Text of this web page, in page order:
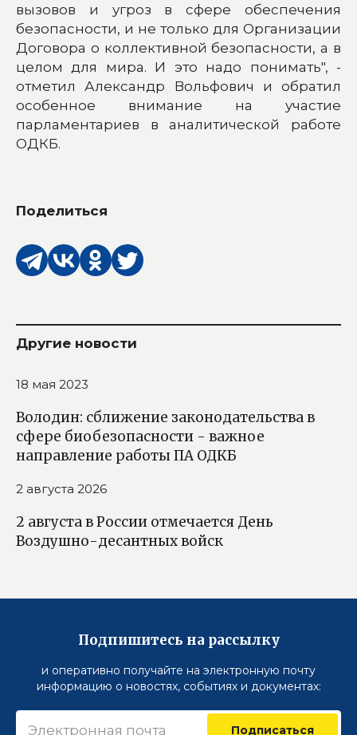
вызовов и угроз в сфере обеспечения
безопасности, и не только для Организации
Договора о коллективной безопасности, а в
целом для мира. И это надо понимать", -
отметил Александр Вольфович и обратил
особенное внимание на участие
парламентариев в аналитической работе
ОДКБ.
Поделиться
Другие новости
18 мая 2023
Володин: сближение законодательства в
сфере биобезопасности - важное
направление работы ПА ОДКБ
2 августа 2026
2 августа в России отмечается День
Воздушно-десантных войск
Подпишитесь на рассылку
и оперативно получайте на электронную почту
информацию о новостях, событиях и документах:
Подписаться